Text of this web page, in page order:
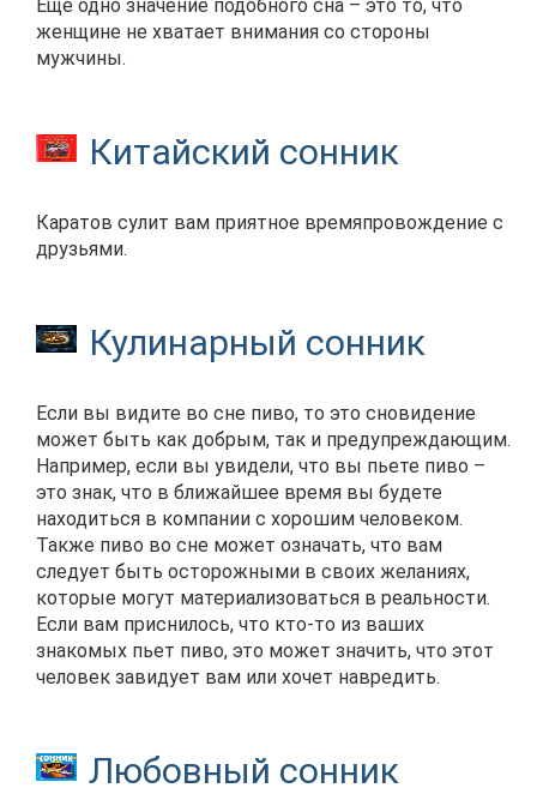
Еще одно значение подобного сна – это то, что
женщине не хватает внимания со стороны
мужчины.
Китайский сонник
Каратов сулит вам приятное времяпровождение с
друзьями.
Кулинарный сонник
Если вы видите во сне пиво, то это сновидение
может быть как добрым, так и предупреждающим.
Например, если вы увидели, что вы пьете пиво –
это знак, что в ближайшее время вы будете
находиться в компании с хорошим человеком.
Также пиво во сне может означать, что вам
следует быть осторожными в своих желаниях,
которые могут материализоваться в реальности.
Если вам приснилось, что кто-то из ваших
знакомых пьет пиво, это может значить, что этот
человек завидует вам или хочет навредить.
Любовный сонник